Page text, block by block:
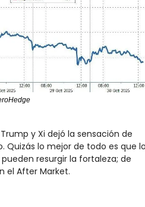
y Xi dejó la sensación de
lo mejor de todo es que
resurgir la fortaleza; de
el After Market.